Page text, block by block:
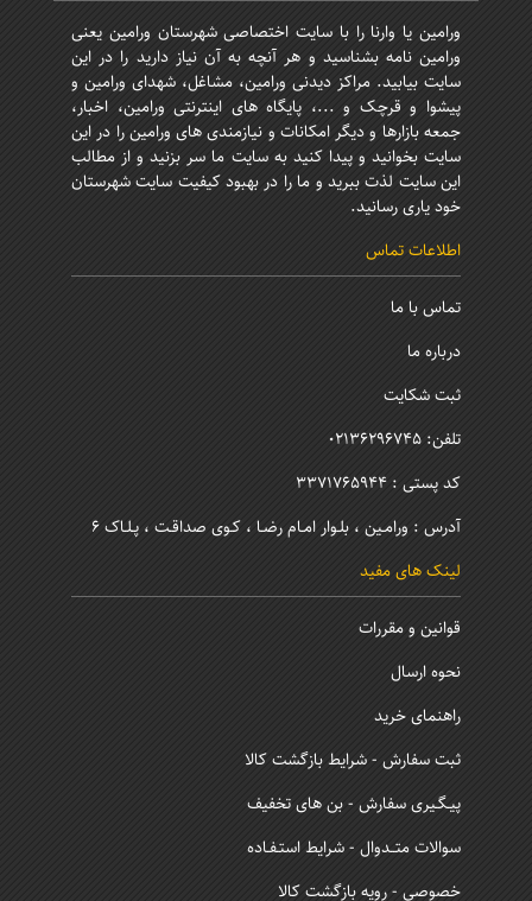
ورامین یا وارنا را با سایت اختصاصی شهرستان ورامین یعنی
ورامین نامه بشناسید و هر آنچه به آن نیاز دارید را در این
سایت بیابید. مراکز دیدنی ورامین، مشاغل، شهدای ورامین و
پیشوا و قرچک و ...، پایگاه های اینترنتی ورامین، اخبار،
جمعه بازارها و دیگر امکانات و نیازمندی های ورامین را در این
سایت بخوانید و پیدا کنید به سایت ما سر بزنید و از مطالب
این سایت لذت ببرید و ما را در بهبود کیفیت سایت شهرستان
خود یاری رسانید.
اطلاعات تماس
تماس با ما
درباره ما
ثبت شکایت
تلفن: 02136296745
کد پستی : 3371765944
آدرس : ورامـین ، بلـوار امـام رضـا ، کـوی صداقـت ، پـلـاک 6
لینک های مفید
قوانین و مقررات
نحوه ارسال
راهنمای خرید
ثبت سفارش - شرایط بازگشت کالا
پیـگـیری سفارش - بن های تخفیف
سوالات متــدوال - شرایط استـفـاده
خصوصی - رویه بازگشت کالا